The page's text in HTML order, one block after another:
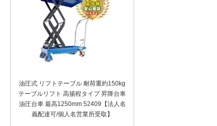
油圧式 リフトテーブル 耐荷重約150kg
テーブルリフト 高揚程タイプ 昇降台車
油圧台車 最高1250mm 52409【法人名
義配達可/個人名営業所受取】